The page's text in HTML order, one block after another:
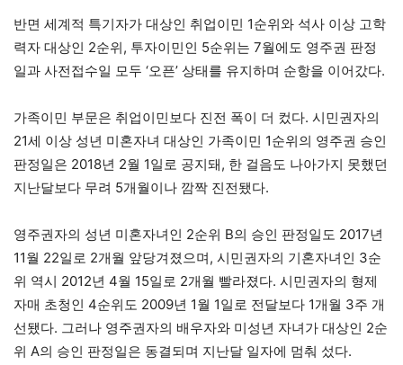
반면 세계적 특기자가 대상인 취업이민 1순위와 석사 이상 고학
력자 대상인 2순위, 투자이민인 5순위는 7월에도 영주권 판정
일과 사전접수일 모두 ‘오픈’ 상태를 유지하며 순항을 이어갔다.
가족이민 부문은 취업이민보다 진전 폭이 더 컸다. 시민권자의
21세 이상 성년 미혼자녀 대상인 가족이민 1순위의 영주권 승인
판정일은 2018년 2월 1일로 공지돼, 한 걸음도 나아가지 못했던
지난달보다 무려 5개월이나 깜짝 진전됐다.
영주권자의 성년 미혼자녀인 2순위 B의 승인 판정일도 2017년
11월 22일로 2개월 앞당겨졌으며, 시민권자의 기혼자녀인 3순
위 역시 2012년 4월 15일로 2개월 빨라졌다. 시민권자의 형제
자매 초청인 4순위도 2009년 1월 1일로 전달보다 1개월 3주 개
선됐다. 그러나 영주권자의 배우자와 미성년 자녀가 대상인 2순
위 A의 승인 판정일은 동결되며 지난달 일자에 멈춰 섰다.